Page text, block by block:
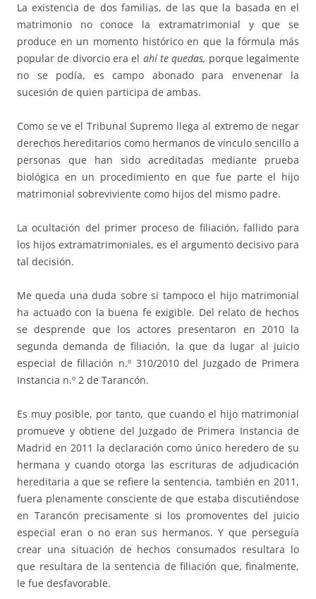
La existencia de dos familias, de las que la basada en el
matrimonio no conoce la extramatrimonial y que se
produce en un momento histórico en que la fórmula más
popular de divorcio era el ahí te quedas, porque legalmente
no se podía, es campo abonado para envenenar la
sucesión de quien participa de ambas.
Como se ve el Tribunal Supremo llega al extremo de negar
derechos hereditarios como hermanos de vínculo sencillo a
personas que han sido acreditadas mediante prueba
biológica en un procedimiento en que fue parte el hijo
matrimonial sobreviviente como hijos del mismo padre.
La ocultación del primer proceso de filiación, fallido para
los hijos extramatrimoniales, es el argumento decisivo para
tal decisión.
Me queda una duda sobre si tampoco el hijo matrimonial
ha actuado con la buena fe exigible. Del relato de hechos
se desprende que los actores presentaron en 2010 la
segunda demanda de filiación, la que da lugar al juicio
especial de filiación n.º 310/2010 del Juzgado de Primera
Instancia n.º 2 de Tarancón.
Es muy posible, por tanto, que cuando el hijo matrimonial
promueve y obtiene del Juzgado de Primera Instancia de
Madrid en 2011 la declaración como único heredero de su
hermana y cuando otorga las escrituras de adjudicación
hereditaria a que se refiere la sentencia, también en 2011,
fuera plenamente consciente de que estaba discutiéndose
en Tarancón precisamente si los promoventes del juicio
especial eran o no eran sus hermanos. Y que perseguía
crear una situación de hechos consumados resultara lo
que resultara de la sentencia de filiación que, finalmente,
le fue desfavorable.